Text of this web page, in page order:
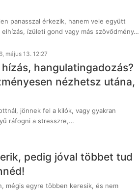
panasszal érkezik, hanem vele együtt
ízületi gond vagy más szövődmény…
május 13. 12:27
hangulatingadozás?
nézhetsz utána,
jönnek fel a kilók, vagy gyakran
ráfogni a stresszre,…
pedig jóval többet tud
mégis egyre többen keresik, és nem